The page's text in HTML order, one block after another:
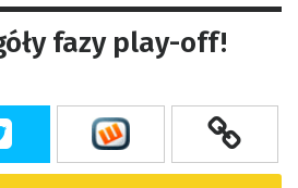
fazy play-off!